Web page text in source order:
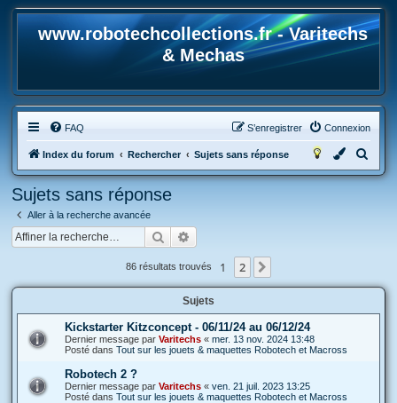
www.robotechcollections.fr - Varitechs
& Mechas
FAQ Connexion
S’enregistrer
Index du forum Rechercher Sujets sans réponse
e
c
Sujets sans réponse
Aller à la recherche avancée
Rechercher
86 résultats trouvés 1 2
Sujets
Kickstarter Kitzconcept - 06/11/24 au 06/12/24
Dernier message par Varitechs « mer. 13 nov. 2024 13:48
Posté dans Tout sur les jouets & maquettes Robotech et Macross
Robotech 2 ?
Dernier message par Varitechs « ven. 21 juil. 2023 13:25
Posté dans Tout sur les jouets & maquettes Robotech et Macross